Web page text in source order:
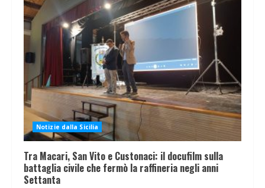
Notizie dalla Sicilia
Tra Macari, San Vito e Custonaci: il docufilm sulla
battaglia civile che fermò la raffineria negli anni
Settanta